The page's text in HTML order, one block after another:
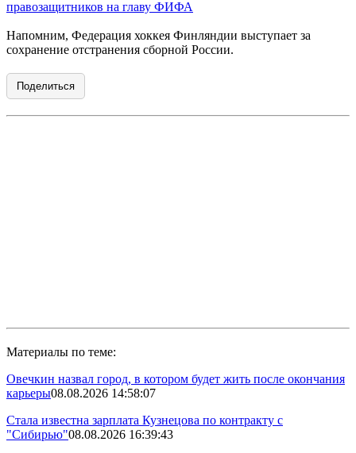
правозащитников на главу ФИФА
Напомним, Федерация хоккея Финляндии выступает за
сохранение отстранения сборной России.
Поделиться
Материалы по теме:
Овечкин назвал город, в котором будет жить после окончания
карьеры08.08.2026 14:58:07
Стала известна зарплата Кузнецова по контракту с
"Сибирью"08.08.2026 16:39:43